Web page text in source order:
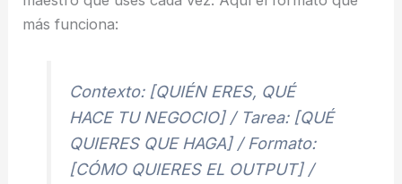
más funciona:
Contexto: [QUIÉN ERES, QUÉ
HACE TU NEGOCIO] / Tarea: [QUÉ
QUIERES QUE HAGA] / Formato:
[CÓMO QUIERES EL OUTPUT] /